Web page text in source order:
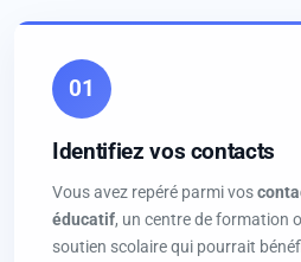
01
Identifiez vos contacts
Vous avez repéré parmi vos
éducatif, un centre de formation
soutien scolaire qui pourrait